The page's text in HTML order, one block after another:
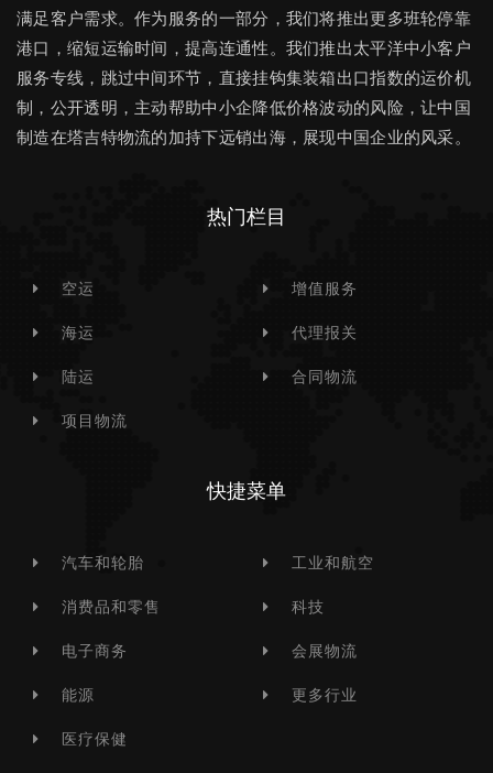
满足客户需求。作为服务的一部分，我们将推出更多班轮停靠
港口，缩短运输时间，提高连通性。我们推出太平洋中小客户
服务专线，跳过中间环节，直接挂钩集装箱出口指数的运价机
制，公开透明，主动帮助中小企降低价格波动的风险，让中国
制造在塔吉特物流的加持下远销出海，展现中国企业的风采。
热门栏目
空运
海运
陆运
项目物流
增值服务
代理报关
合同物流
快捷菜单
汽车和轮胎
消费品和零售
电子商务
能源
医疗保健
工业和航空
科技
会展物流
更多行业